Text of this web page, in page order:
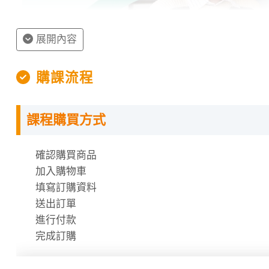
授課程內容
指定教材講義
課程需使用「電腦」「平板」「手機」觀看課程，不
課程有時數限制，時數僅在撥放狀態才會進行扣除。
時數使用說明
展開內容
購課流程
課程購買方式
確認購買商品
加入購物車
填寫訂購資料
送出訂單
進行付款
完成訂購